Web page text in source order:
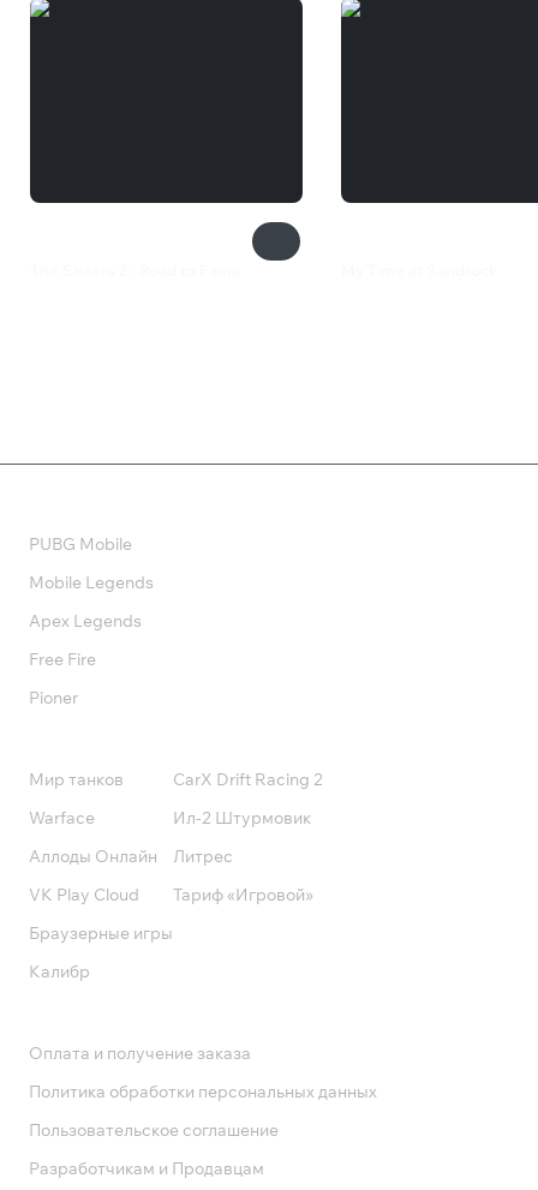
PUBG Mobile
Mobile Legends
Apex Legends
Free Fire
Pioner
Мир танков
Warface
Аллоды Онлайн
VK Play Cloud
Браузерные игры
Калибр
CarX Drift Racing 2
Ил-2 Штурмовик
Литрес
Тариф «Игровой»
Оплата и получение заказа
Политика обработки персональных данных
Пользовательское соглашение
Разработчикам и Продавцам